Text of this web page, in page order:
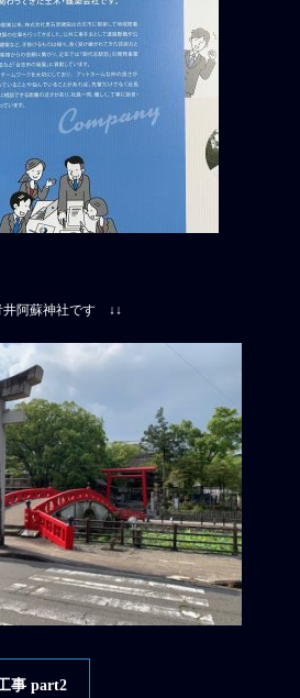
阿蘇神社です ↓↓
事 part2